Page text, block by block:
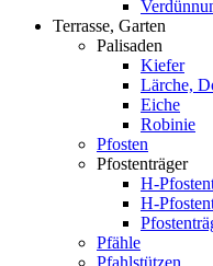
Terrasse, Garten
Palisaden
Kiefer
Lärche,
Eiche
Robinie
Pfosten
Pfostenträger
H-
H-
Pfähle
Pfahlstützen